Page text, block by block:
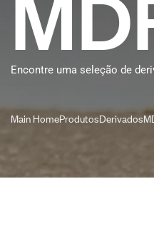
Encontre uma seleção de
Main HomeProdutosDerivados